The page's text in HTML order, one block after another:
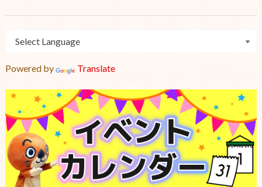
Powered by Translate